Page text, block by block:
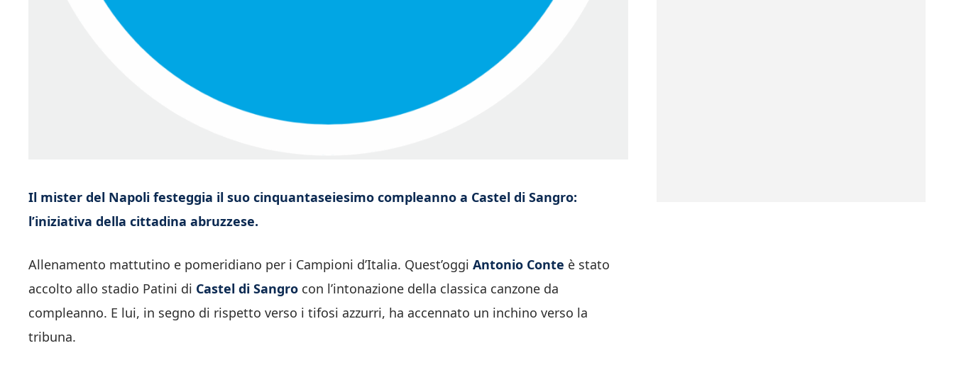
Il mister del Napoli festeggia il suo cinquantaseiesimo compleanno a Castel di Sangro:
l’iniziativa della cittadina abruzzese.
Allenamento mattutino e pomeridiano per i Campioni d’Italia. Quest’oggi Antonio Conte è stato
accolto allo stadio Patini di Castel di Sangro con l’intonazione della classica canzone da
compleanno. E lui, in segno di rispetto verso i tifosi azzurri, ha accennato un inchino verso la
tribuna.